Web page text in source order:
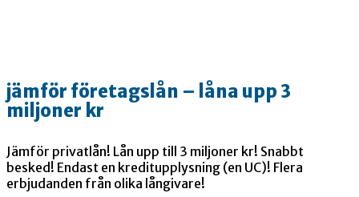
jämför företagslån – låna upp 3
miljoner kr
Jämför privatlån! Lån upp till 3 miljoner kr! Snabbt
besked! Endast en kreditupplysning (en UC)! Flera
erbjudanden från olika långivare!